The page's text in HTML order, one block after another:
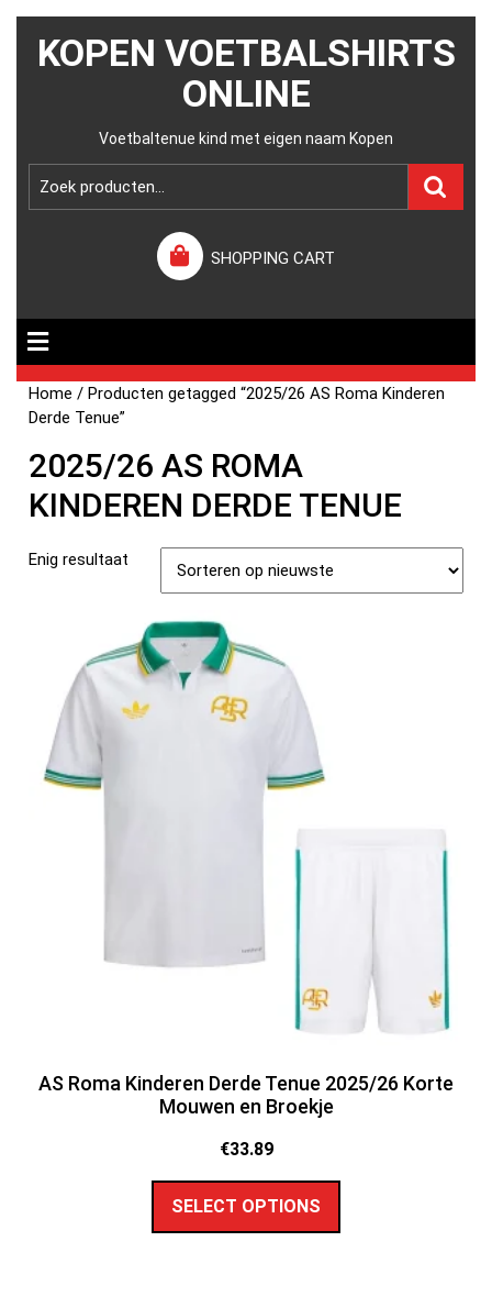
KOPEN VOETBALSHIRTS
ONLINE
Voetbaltenue kind met eigen naam Kopen
SHOPPING CART
Home / Producten getagged “2025/26 AS Roma Kinderen
Derde Tenue”
2025/26 AS ROMA
KINDEREN DERDE TENUE
Enig resultaat
AS Roma Kinderen Derde Tenue 2025/26 Korte
Mouwen en Broekje
€33.89
SELECT OPTIONS